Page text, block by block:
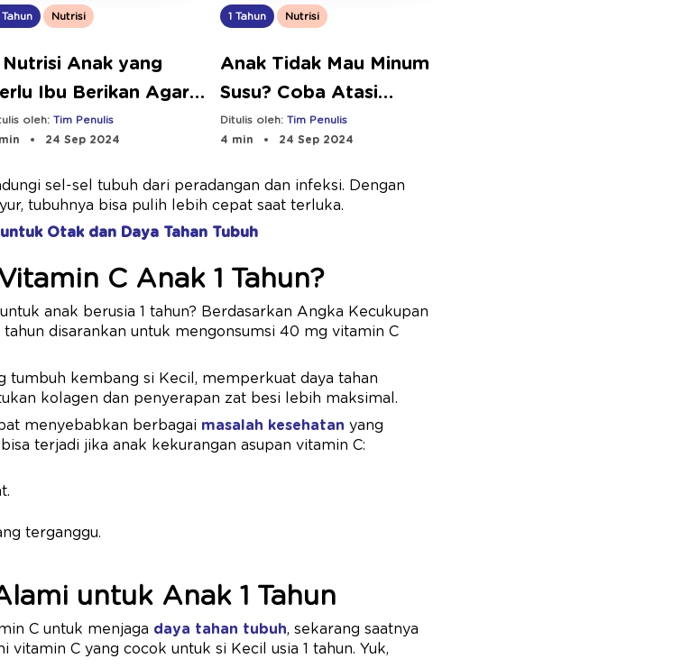
Tahun Nutrisi
Nutrisi Anak yang
Ibu Berikan Agar
Optimal
oleh: Tim Penulis
24 Sep 2024
1 Tahun Nutrisi
Anak Tidak Mau Minum
Susu? Coba Atasi
dengan Cara Ini
Ditulis oleh:Tim Penulis
4 min
24 Sep 2024
sel-sel tubuh dari peradangan dan infeksi. Dengan
tubuhnya bisa pulih lebih cepat saat terluka.
Otak dan Daya Tahan Tubuh
C Anak 1 Tahun?
anak berusia 1 tahun? Berdasarkan Angka Kecukupan
tahun disarankan untuk mengonsumsi 40 mg vitamin C
tumbuh kembang si Kecil, memperkuat daya tahan
kolagen dan penyerapan zat besi lebih maksimal.
menyebabkan berbagai masalah kesehatan yang
terjadi jika anak kekurangan asupan vitamin C:​
terganggu.
untuk Anak 1 Tahun
C untuk menjaga daya tahan tubuh, sekarang saatnya
vitamin C yang cocok untuk si Kecil usia 1 tahun. Yuk,